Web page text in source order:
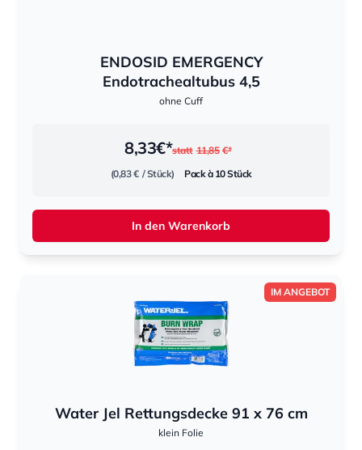
ENDOSID EMERGENCY
Endotrachealtubus 4,5
ohne Cuff
statt 11,85 €*
8,33€*
(0,83 € / Stück) Pack à 10 Stück
In den Warenkorb
IM ANGEBOT
Water Jel Rettungsdecke 91 x 76 cm
klein Folie